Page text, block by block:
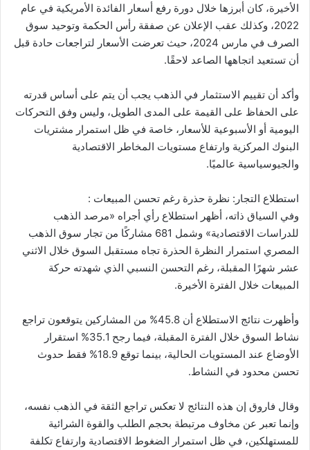
الأخيرة، كان أبرزها خلال دورة رفع أسعار الفائدة الأمريكية في عام
2022، وكذلك عقب الإعلان عن صفقة رأس الحكمة وتوحيد سوق
الصرف في مارس 2024، حيث تعرضت الأسعار لتراجعات حادة قبل
أن تستعيد اتجاهها الصاعد لاحقًا.
وأكد أن تقييم الاستثمار في الذهب يجب أن يتم على أساس قدرته
على الحفاظ على القيمة على المدى الطويل، وليس وفق التحركات
اليومية أو الأسبوعية للأسعار، خاصة في ظل استمرار مشتريات
البنوك المركزية وارتفاع مستويات المخاطر الاقتصادية
والجيوسياسية عالميًا.
استطلاع التجار: نظرة حذرة رغم تحسن المبيعات :
وفي السياق ذاته، أظهر استطلاع رأي أجراه «مرصد الذهب
للدراسات الاقتصادية» وشمل 681 مشاركًا من تجار سوق الذهب
المصري استمرار النظرة الحذرة تجاه مستقبل السوق خلال الاثني
عشر شهرًا المقبلة، رغم التحسن النسبي الذي شهدته حركة
المبيعات خلال الفترة الأخيرة.
وأظهرت نتائج الاستطلاع أن 45.8% من المشاركين يتوقعون تراجع
نشاط السوق خلال الفترة المقبلة، فيما رجح 35.1% استقرار
الأوضاع عند المستويات الحالية، بينما توقع 18.9% فقط حدوث
تحسن محدود في النشاط.
وقال فاروق إن هذه النتائج لا تعكس تراجع الثقة في الذهب نفسه،
وإنما تعبر عن مخاوف مرتبطة بحجم الطلب والقوة الشرائية
للمستهلكين، في ظل استمرار الضغوط الاقتصادية وارتفاع تكلفة